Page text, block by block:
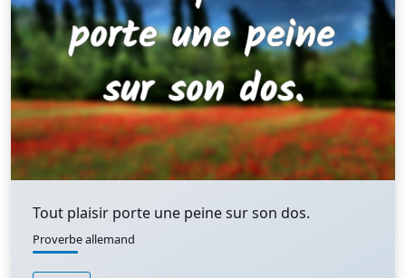
Tout plaisir porte une peine sur son dos.
Proverbe allemand